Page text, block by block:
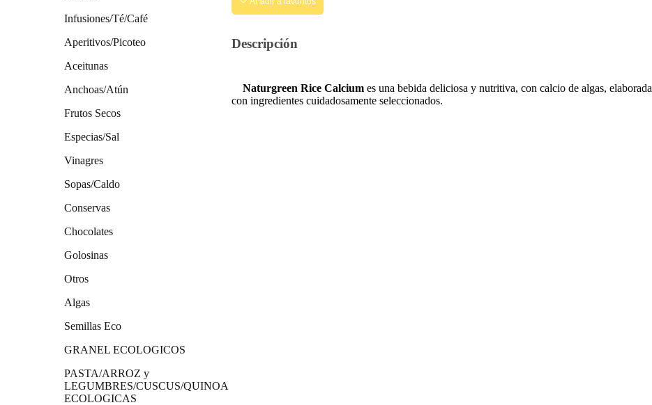
Infusiones/Té/Café
Aperitivos/Picoteo
Aceitunas
Anchoas/Atún
Frutos Secos
Especias/Sal
Vinagres
Sopas/Caldo
Conservas
Chocolates
Golosinas
Otros
Algas
Semillas Eco
GRANEL ECOLOGICOS
PASTA/ARROZ y
LEGUMBRES/CUSCUS/QUINOA
ECOLOGICAS
Descripción
Naturgreen Rice Calcium es una bebida deliciosa y nutritiva, con calcio de algas, elaborada
con ingredientes cuidadosamente seleccionados.